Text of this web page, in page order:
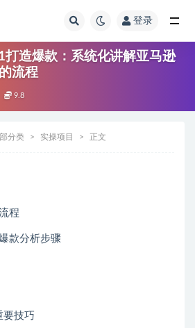
登录
打造爆款：系统化讲解亚马逊
流程
9.8
分类 实操项目 正文
程
款分析步骤
要技巧